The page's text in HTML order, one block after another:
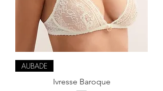
AUBADE
Ivresse Baroque